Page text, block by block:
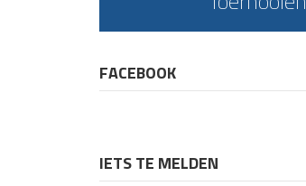
FACEBOOK
IETS TE MELDEN